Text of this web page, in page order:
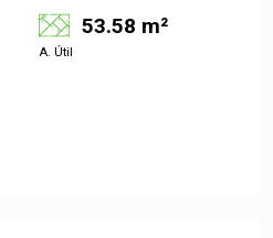
53.58 m²
A. Útil